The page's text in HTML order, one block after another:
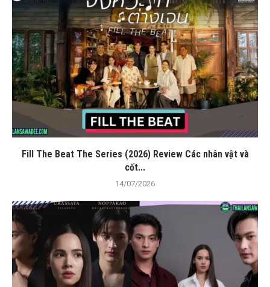
Fill The Beat The Series (2026) Review Các nhân vật và
cốt...
14/07/2026